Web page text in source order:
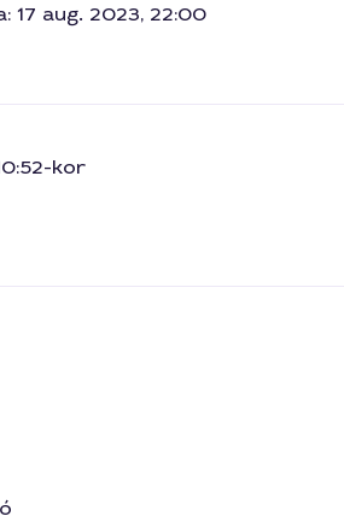
17 aug. 2023, 22:00
kor